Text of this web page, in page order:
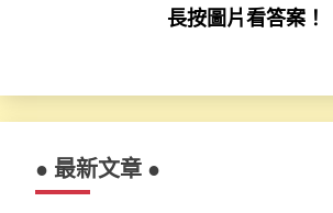
長按圖片看答案！
● 最新文章 ●